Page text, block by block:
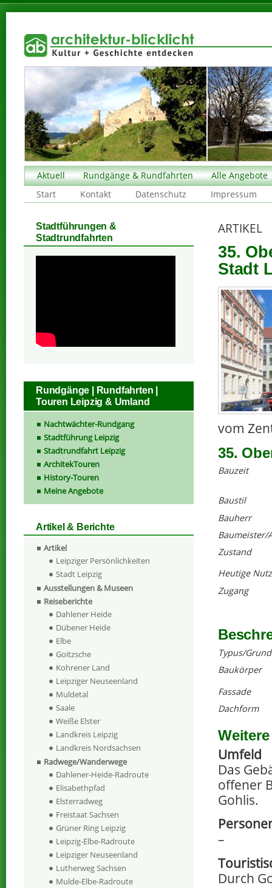
Aktuell Rundgänge & Rundfahrten
Alle Angebote
Start
Kontakt Datenschutz Impressum
ARTIKEL
35.
Stadt
vom
35.
Bauzeit
Baustil
Bauherr
Baumeister/
Zustand
Heutige
Zugang
Typus/
Baukörper
Fassade
Dachform
Umfeld
Das
offener
Gohlis.
–
Durch
Stadtführungen &
Stadtrundfahrten
Rundgänge | Rundfahrten |
Touren Leipzig & Umland
Nachtwächter-Rundgang
Stadtführung Leipzig
Stadtrundfahrt Leipzig
ArchitekTouren
History-Touren
Meine Angebote
Artikel & Berichte
Artikel
Leipziger Persönlichkeiten
Stadt Leipzig
Ausstellungen & Museen
Reiseberichte
Dahlener Heide
Dübener Heide
Elbe
Goitzsche
Kohrener Land
Leipziger Neuseenland
Muldetal
Saale
Weiße Elster
Landkreis Leipzig
Landkreis Nordsachsen
Radwege/Wanderwege
Dahlener-Heide-Radroute
Elisabethpfad
Elsterradweg
Freistaat Sachsen
Grüner Ring Leipzig
Leipzig-Elbe-Radroute
Leipziger Neuseenland
Lutherweg Sachsen
Mulde-Elbe-Radroute